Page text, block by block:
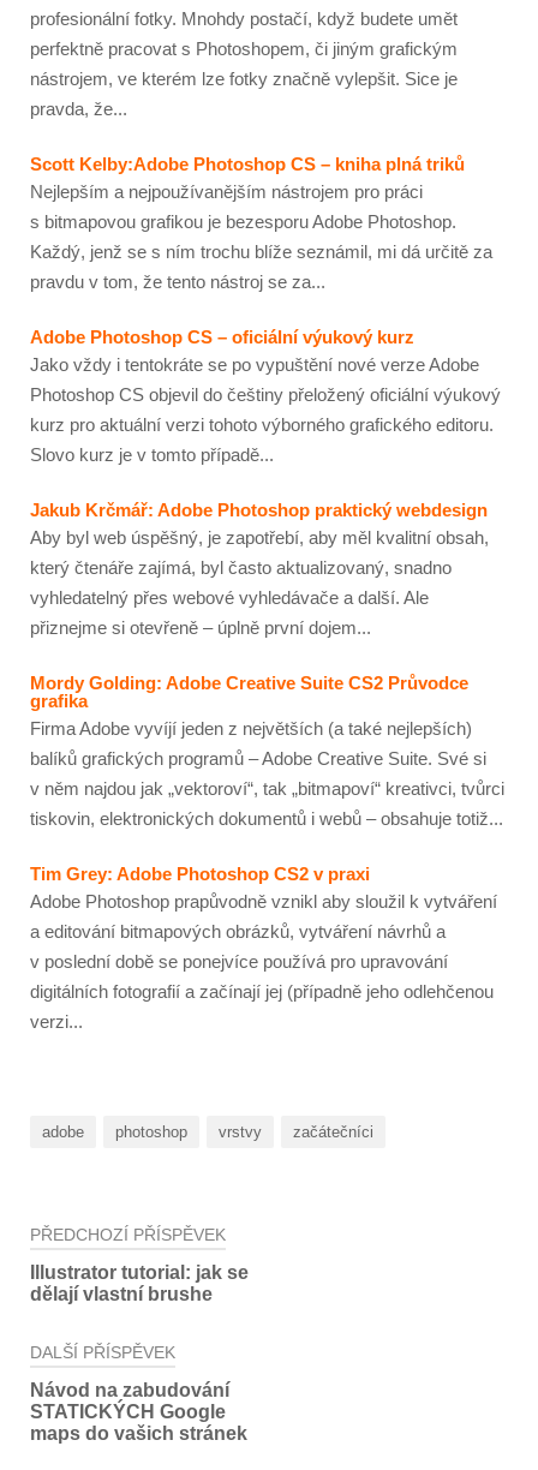
profesionální fotky. Mnohdy postačí, když budete umět
perfektně pracovat s Photoshopem, či jiným grafickým
nástrojem, ve kterém lze fotky značně vylepšit. Sice je
pravda, že...
Scott Kelby:Adobe Photoshop CS – kniha plná triků
Nejlepším a nejpoužívanějším nástrojem pro práci
s bitmapovou grafikou je bezesporu Adobe Photoshop.
Každý, jenž se s ním trochu blíže seznámil, mi dá určitě za
pravdu v tom, že tento nástroj se za...
Adobe Photoshop CS – oficiální výukový kurz
Jako vždy i tentokráte se po vypuštění nové verze Adobe
Photoshop CS objevil do češtiny přeložený oficiální výukový
kurz pro aktuální verzi tohoto výborného grafického editoru.
Slovo kurz je v tomto případě...
Jakub Krčmář: Adobe Photoshop praktický webdesign
Aby byl web úspěšný, je zapotřebí, aby měl kvalitní obsah,
který čtenáře zajímá, byl často aktualizovaný, snadno
vyhledatelný přes webové vyhledávače a další. Ale
přiznejme si otevřeně – úplně první dojem...
Mordy Golding: Adobe Creative Suite CS2 Průvodce
grafika
Firma Adobe vyvíjí jeden z největších (a také nejlepších)
balíků grafických programů – Adobe Creative Suite. Své si
v něm najdou jak „vektoroví“, tak „bitmapoví“ kreativci, tvůrci
tiskovin, elektronických dokumentů i webů – obsahuje totiž...
Tim Grey: Adobe Photoshop CS2 v praxi
Adobe Photoshop prapůvodně vznikl aby sloužil k vytváření
a editování bitmapových obrázků, vytváření návrhů a
v poslední době se ponejvíce používá pro upravování
digitálních fotografií a začínají jej (případně jeho odlehčenou
verzi...
adobe photoshop vrstvy začátečníci
Navigace
pro
příspěvek
PŘEDCHOZÍ PŘÍSPĚVEK
Illustrator tutorial: jak se
dělají vlastní brushe
DALŠÍ PŘÍSPĚVEK
Návod na zabudování
STATICKÝCH Google
maps do vašich stránek